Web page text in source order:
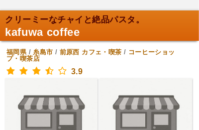
クリーミーなチャイと絶品パスタ。
kafuwa coffee
福岡県/糸島市 / 前原西 カフェ・喫茶 / コーヒーショッ
プ・喫茶店
3.9